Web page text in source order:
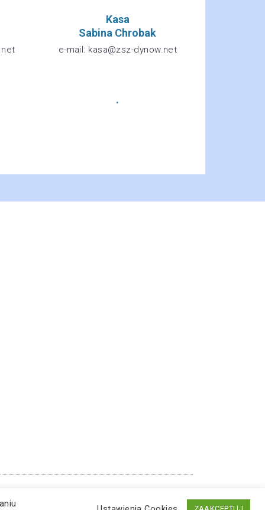
Kasa
Sabina Chrobak
e-mail: kasa@zsz-dynow.net
.